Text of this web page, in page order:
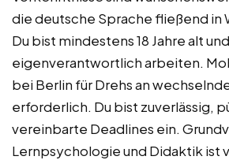
die deutsche Sprache fließend in
Du bist mindestens 18 Jahre alt
eigenverantwortlich arbeiten.
bei Berlin für Drehs an
erforderlich. Du bist zuverlässig,
vereinbarte Deadlines ein.
Lernpsychologie und Didaktik ist